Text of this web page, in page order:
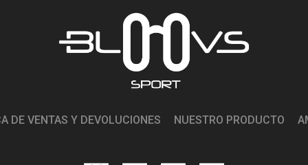
DE VENTAS Y DEVOLUCIONES NUESTRO PRODUCTO